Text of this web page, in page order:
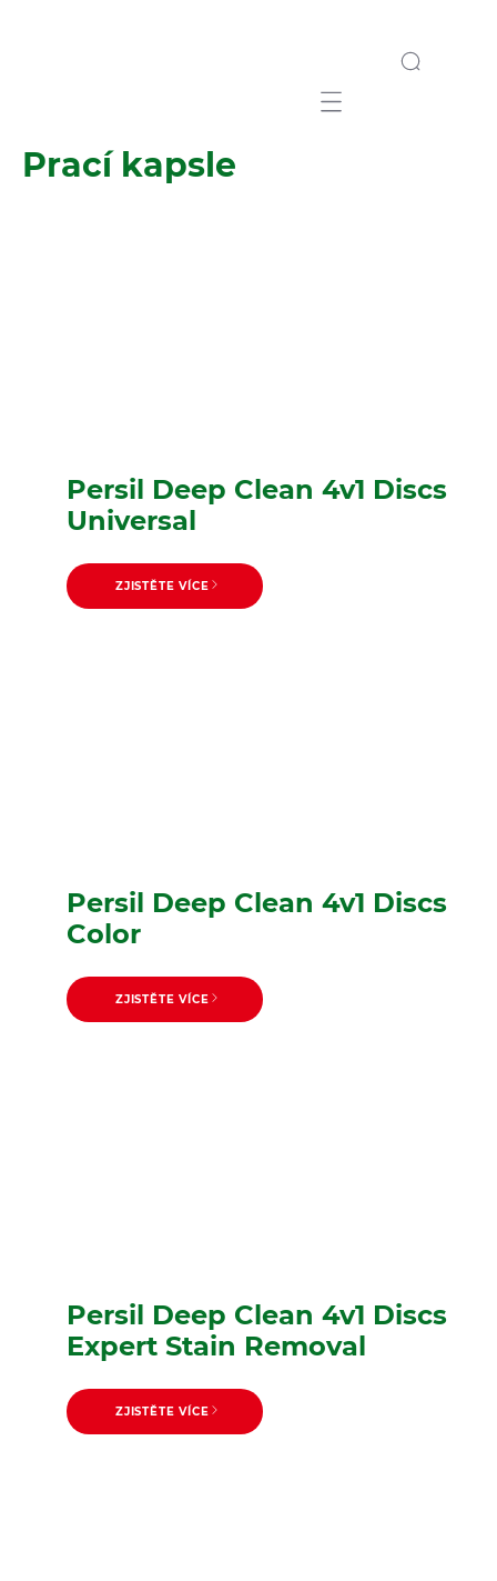
Mobile navigation
Prací kapsle
Persil Deep Clean 4v1 Discs
Universal
ZJISTĚTE VÍCE
Persil Deep Clean 4v1 Discs
Color
ZJISTĚTE VÍCE
Persil Deep Clean 4v1 Discs
Expert Stain Removal
ZJISTĚTE VÍCE